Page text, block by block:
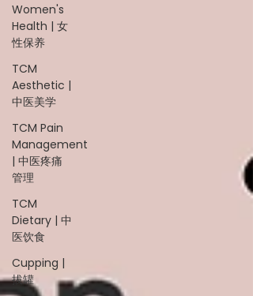
Women's
Health | 女
性保养
TCM
Aesthetic |
中医美学
TCM Pain
Management
| 中医疼痛
管理
TCM
Dietary | 中
医饮食
Cupping |
拔罐